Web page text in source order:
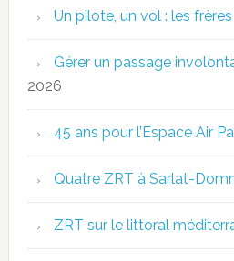
Un pilote, un vol : les
Gérer un passage
2026
45 ans pour l’Espace Air
Quatre ZRT à Sarlat-
ZRT sur le littoral